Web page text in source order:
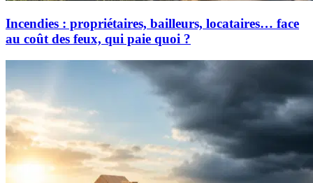
Incendies : propriétaires, bailleurs, locataires… face
au coût des feux, qui paie quoi ?